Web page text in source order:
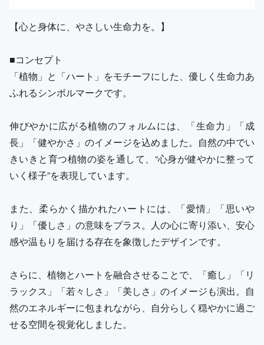
【心と身体に、やさしい生命力を。】
■コンセプト
「植物」と「ハート」をモチーフにした、優しく生命力あ
ふれるシンボルマークです。
伸びやかに広がる植物のフォルムには、「生命力」「成
長」「健やかさ」のイメージを込めました。自然の中でい
きいきと育つ植物の姿を通して、“心身が健やかに整って
いく様子”を表現しています。
また、柔らかく描かれたハートには、「愛情」「思いや
り」「優しさ」の意味をプラス。人の心に寄り添い、安心
感や温もりを届ける存在を象徴したデザインです。
さらに、植物とハートを融合させることで、「癒し」「リ
ラックス」「若々しさ」「美しさ」のイメージも演出。自
然のエネルギーに包まれながら、自分らしく穏やかに過ご
せる空間を視覚化しました。